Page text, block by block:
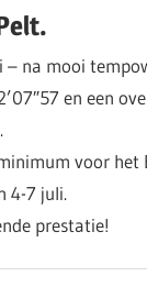
– na mooi
en een
voor
4-7 juli.
prestatie!